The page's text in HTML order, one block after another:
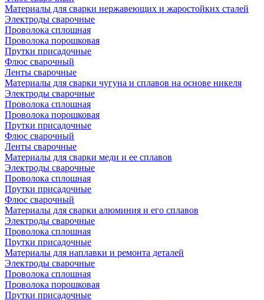
Материалы для сварки нержавеющих и жаростойких сталей
Электроды сварочные
Проволока сплошная
Проволока порошковая
Прутки присадочные
Флюс сварочный
Ленты сварочные
Материалы для сварки чугуна и сплавов на основе никеля
Электроды сварочные
Проволока сплошная
Проволока порошковая
Прутки присадочные
Флюс сварочный
Ленты сварочные
Материалы для сварки меди и ее сплавов
Электроды сварочные
Проволока сплошная
Прутки присадочные
Флюс сварочный
Материалы для сварки алюминия и его сплавов
Электроды сварочные
Проволока сплошная
Прутки присадочные
Материалы для наплавки и ремонта деталей
Электроды сварочные
Проволока сплошная
Проволока порошковая
Прутки присадочные